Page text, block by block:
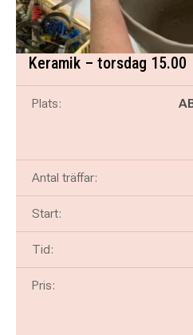
Keramik – torsdag 15.00
Plats:
Antal träffar:
Start:
Tid:
Pris: